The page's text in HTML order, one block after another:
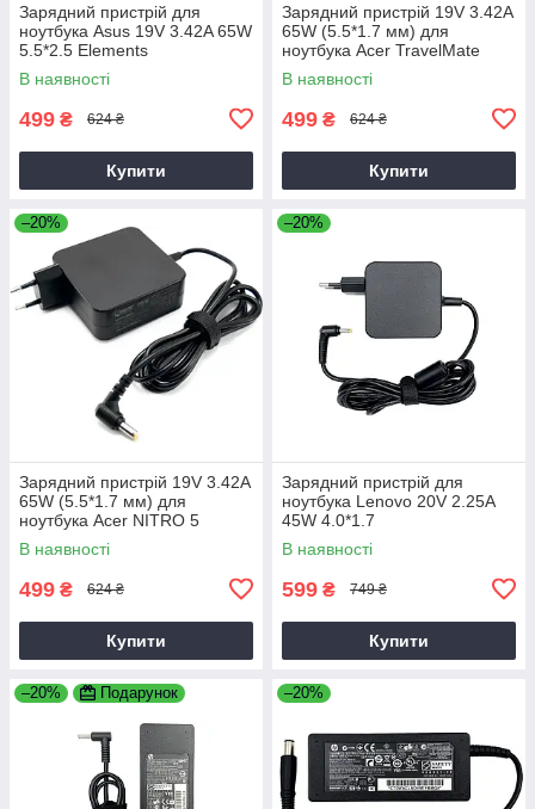
Зарядний пристрій для
ноутбука Asus 19V 3.42A 65W
5.5*2.5 Elements
В наявності
499 ₴ 624 ₴
Купити
Зарядний пристрій 19V 3.42A
65W (5.5*1.7 мм) для
ноутбука Acer TravelMate
P2510-G2-M
В наявності
499 ₴ 624 ₴
Купити
–20%
Зарядний пристрій 19V 3.42A
65W (5.5*1.7 мм) для
ноутбука Acer NITRO 5
AN515-31 65
В наявності
499 ₴ 624 ₴
Купити
–20%
Зарядний пристрій для
ноутбука Lenovo 20V 2.25A
45W 4.0*1.7
В наявності
599 ₴ 749 ₴
Купити
–20% Подарунок –20%